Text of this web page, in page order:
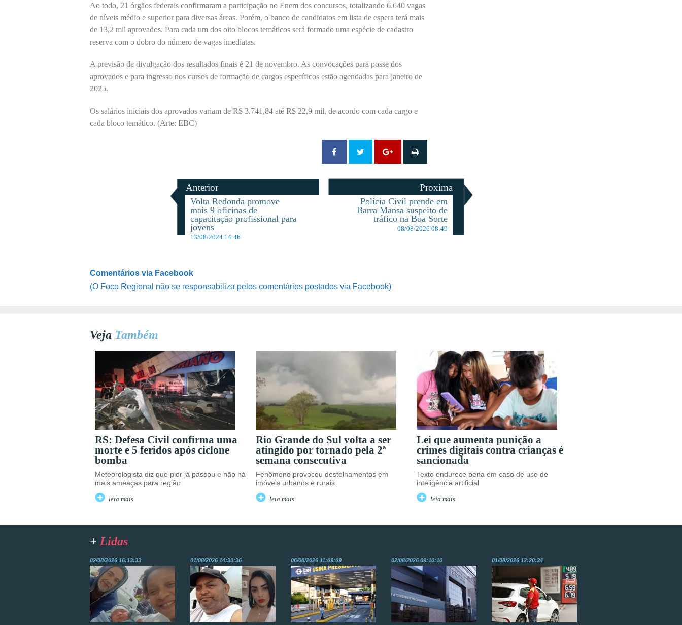
Ao todo, 21 órgãos federais confirmaram a participação no Enem dos concursos, totalizando 6.640 vagas
de níveis médio e superior para diversas áreas. Porém, o banco de candidatos em lista de espera terá mais
de 13,2 mil aprovados. Para cada um dos oito blocos temáticos será formado uma espécie de cadastro
reserva com o dobro do número de vagas imediatas.
A previsão de divulgação dos resultados finais é 21 de novembro. As convocações para posse dos
aprovados e para ingresso nos cursos de formação de cargos específicos estão agendadas para janeiro de
2025.
Os salários iniciais dos aprovados variam de R$ 3.741,84 até R$ 22,9 mil, de acordo com cada cargo e
cada bloco temático. (Arte: EBC)
Anterior
Volta Redonda promove
mais 9 oficinas de
capacitação profissional para
jovens
13/08/2024 14:46
Proxima
Polícia Civil prende em
Barra Mansa suspeito de
tráfico na Boa Sorte
08/08/2026 08:49
Comentários via Facebook
(O Foco Regional não se responsabiliza pelos comentários postados via Facebook)
Veja Também
RS: Defesa Civil confirma uma
morte e 5 feridos após ciclone
bomba
Meteorologista diz que pior já passou e não há
mais ameaças para região
leia mais
Rio Grande do Sul volta a ser
atingido por tornado pela 2ª
semana consecutiva
Fenômeno provocou destelhamentos em
imóveis urbanos e rurais
leia mais
Lei que aumenta punição a
crimes digitais contra crianças é
sancionada
Texto endurece pena em caso de uso de
inteligência artificial
leia mais
+ Lidas
02/08/2026 16:13:33 01/08/2026 14:30:36 06/08/2026 11:09:09 02/08/2026 09:10:10 01/08/2026 12:20:34